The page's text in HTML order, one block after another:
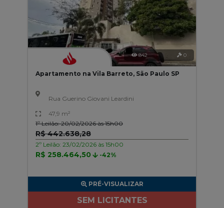
842 0
Apartamento na Vila Barreto, São Paulo SP
Rua Guerino Giovani Leardini
47,9 m²
1º Leilão: 20/02/2026 às 15h00
R$ 442.638,28
2º Leilão: 23/02/2026 às 15h00
R$ 258.464,50 -42%
PRÉ-VISUALIZAR
SEM LICITANTES